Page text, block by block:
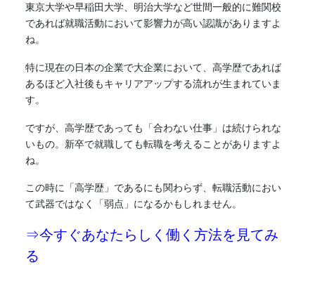
東京大学や早稲田大学、明治大学など世間一般的に難関校
であれば就職活動において影響力が高い認識がありますよ
ね。
特に現在の日本の企業で大企業において 、高学歴であれば
あるほど入社後もキャリアアップする流れが生まれていま
す。
ですが、高学歴であっても「合わない仕事」は続けられな
いもの。新卒で就職しても転職を考えることがありますよ
ね。
この時に「高学歴」であるにも関わらず、転職活動におい
て武器ではなく「弱点」になるかもしれません。
⇒今すぐあなたらしく働く方法を見てみ
る